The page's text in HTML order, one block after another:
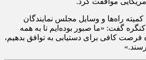
راه‌ها و وسایل مجلس نمایندگان
گفت: «ما صبور بوده‌ایم تا به همه
کافی برای دستیابی به توافق بدهیم،